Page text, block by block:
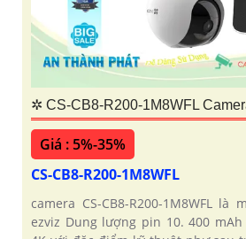
✲ CS-CB8-R200-1M8WFL
Giá : 5%-35%
CS-CB8-R200-1M8WFL
camera CS-CB8-R200-1M8WFL là
ezviz Dung lượng pin 10. 400